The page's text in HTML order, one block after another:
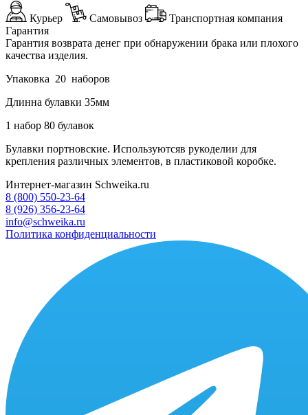
Курьер Самовывоз
Транспортная компания
Гарантия
Гарантия возврата денег при обнаружении брака или плохого
качества изделия.
Упаковка 20 наборов
Длинна булавки 35мм
1 набор 80 булавок
Булавки портновские. Используютсяв рукоделии для
крепления различных элементов, в пластиковой коробке.
Интернет-магазин Schweika.ru
8 (800) 550-23-64
8 (926) 356-23-64
info@schweika.ru
Политика конфиденциальности